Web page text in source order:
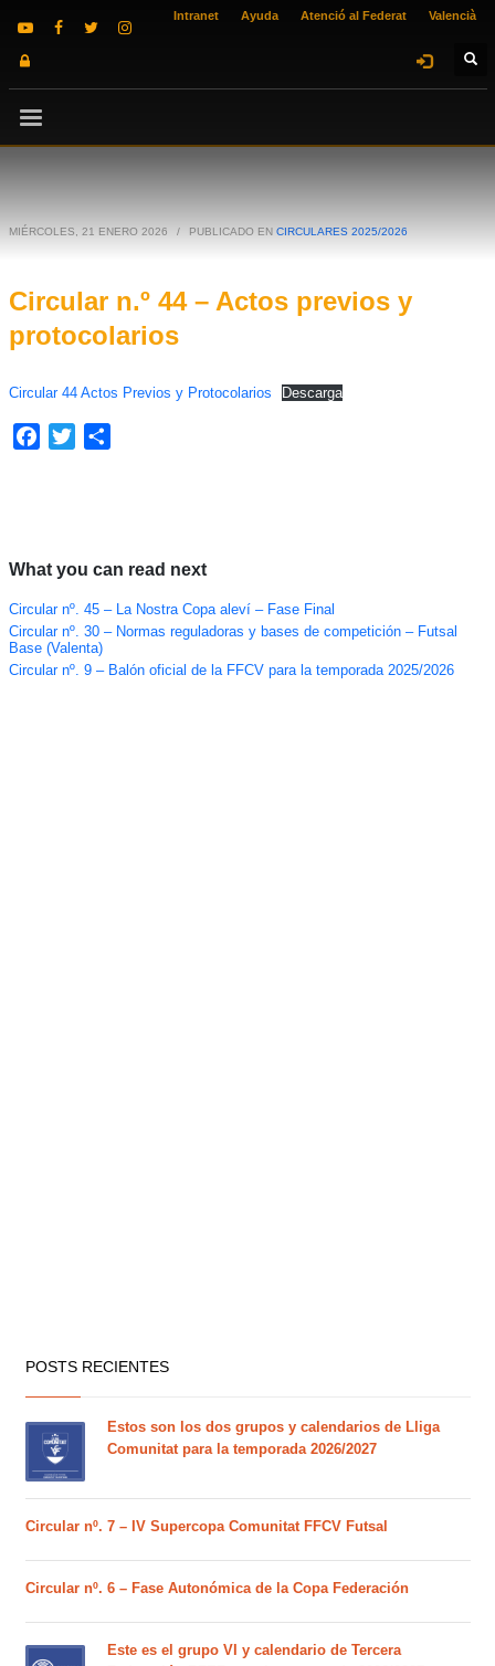
Intranet Ayuda Atenció al Federat Valencià
MIÉRCOLES, 21 ENERO 2026 / PUBLICADO EN CIRCULARES 2025/2026
Circular n.º 44 – Actos previos y
protocolarios
Circular 44 Actos Previos y Protocolarios Descarga
Facebook
Twitter
What you can read next
Circular nº. 45 – La Nostra Copa aleví – Fase Final
Circular nº. 30 – Normas reguladoras y bases de competición – Futsal
Base (Valenta)
Circular nº. 9 – Balón oficial de la FFCV para la temporada 2025/2026
POSTS RECIENTES
Estos son los dos grupos y calendarios de Lliga
Comunitat para la temporada 2026/2027
Circular nº. 7 – IV Supercopa Comunitat FFCV Futsal
Circular nº. 6 – Fase Autonómica de la Copa Federación
Este es el grupo VI y calendario de Tercera